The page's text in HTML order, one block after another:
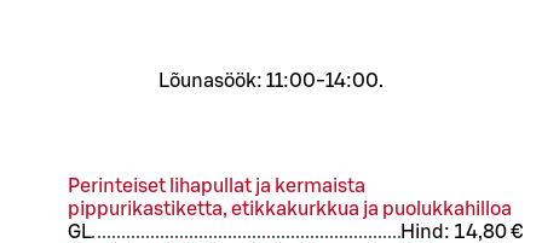
Lõunasöök: 11:00-14:00.
Perinteiset lihapullat ja kermaista
pippurikastiketta, etikkakurkkua ja puolukkahilloa
GL Hind: 14,80 €